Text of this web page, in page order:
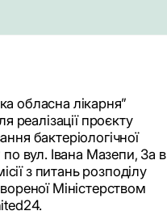
обласна лікарня”
реалізації проєкту
бактеріологічної
вул. Івана Мазепи, 3а
з питань розподілу
Міністерством